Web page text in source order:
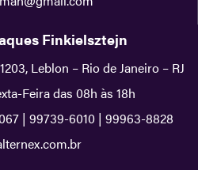
Finkielsztejn
Leblon – Rio de Janeiro – RJ
Feira das 08h às 18h
| 99739-6010| 99963-8828